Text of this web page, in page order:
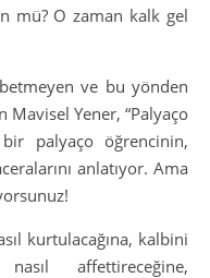
mü? O zaman kalk gel
ve bu yönden
Mavisel Yener, “Palyaço
palyaço öğrencinin,
anlatıyor. Ama
kurtulacağına, kalbini
affettireceğine,